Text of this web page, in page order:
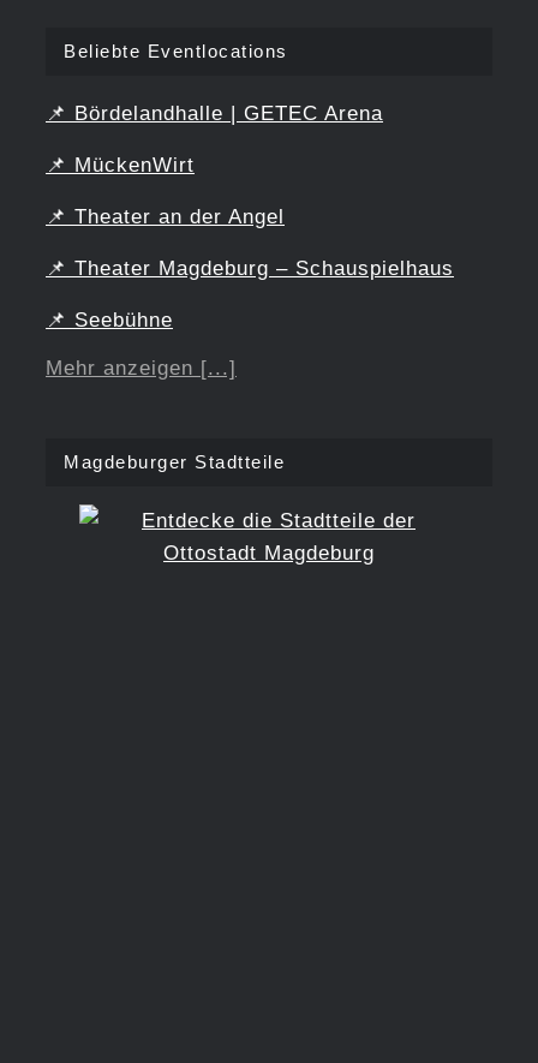
Beliebte Eventlocations
📌 Bördelandhalle | GETEC Arena
📌 MückenWirt
📌 Theater an der Angel
📌 Theater Magdeburg – Schauspielhaus
📌 Seebühne
Mehr anzeigen [...]
Magdeburger Stadtteile